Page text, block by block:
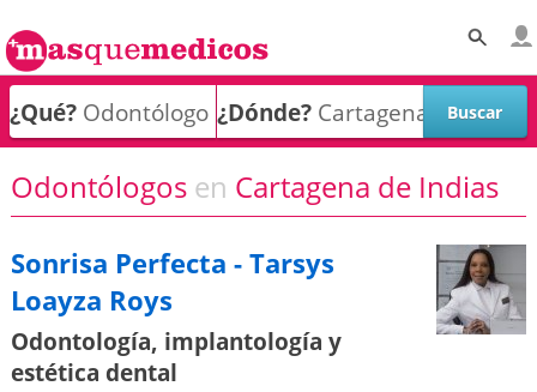
¿Qué? ¿Dónde?
Odontólogos en Cartagena de Indias
Sonrisa Perfecta - Tarsys
Loayza Roys
Odontología, implantología y
estética dental